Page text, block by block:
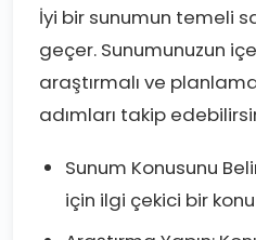
İyi bir sunumun temeli
geçer. Sunumunuzun
araştırmalı ve
adımları takip
Sunum Konusunu
için ilgi çekici bir